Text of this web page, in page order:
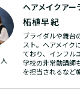
ヘアメイクアー
柘植早紀
ブライダルや舞台
スト。ヘアメイク
ており、インフル
学校の非常勤講師
を担当されるなど